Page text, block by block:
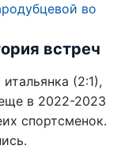
во
встреч
(2:1),
в 2022-2023
спортсменок.